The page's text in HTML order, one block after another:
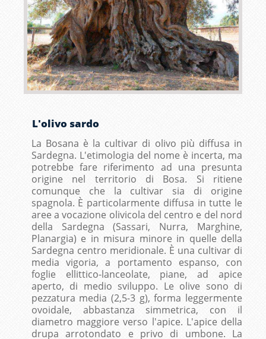
L'olivo sardo
La Bosana è la cultivar di olivo più diffusa in
Sardegna. L'etimologia del nome è incerta, ma
potrebbe fare riferimento ad una presunta
origine nel territorio di Bosa. Si ritiene
comunque che la cultivar sia di origine
spagnola. È particolarmente diffusa in tutte le
aree a vocazione olivicola del centro e del nord
della Sardegna (Sassari, Nurra, Marghine,
Planargia) e in misura minore in quelle della
Sardegna centro meridionale. È una cultivar di
media vigoria, a portamento espanso, con
foglie ellittico-lanceolate, piane, ad apice
aperto, di medio sviluppo. Le olive sono di
pezzatura media (2,5-3 g), forma leggermente
ovoidale, abbastanza simmetrica, con il
diametro maggiore verso l'apice. L'apice della
drupa arrotondato e privo di umbone. La